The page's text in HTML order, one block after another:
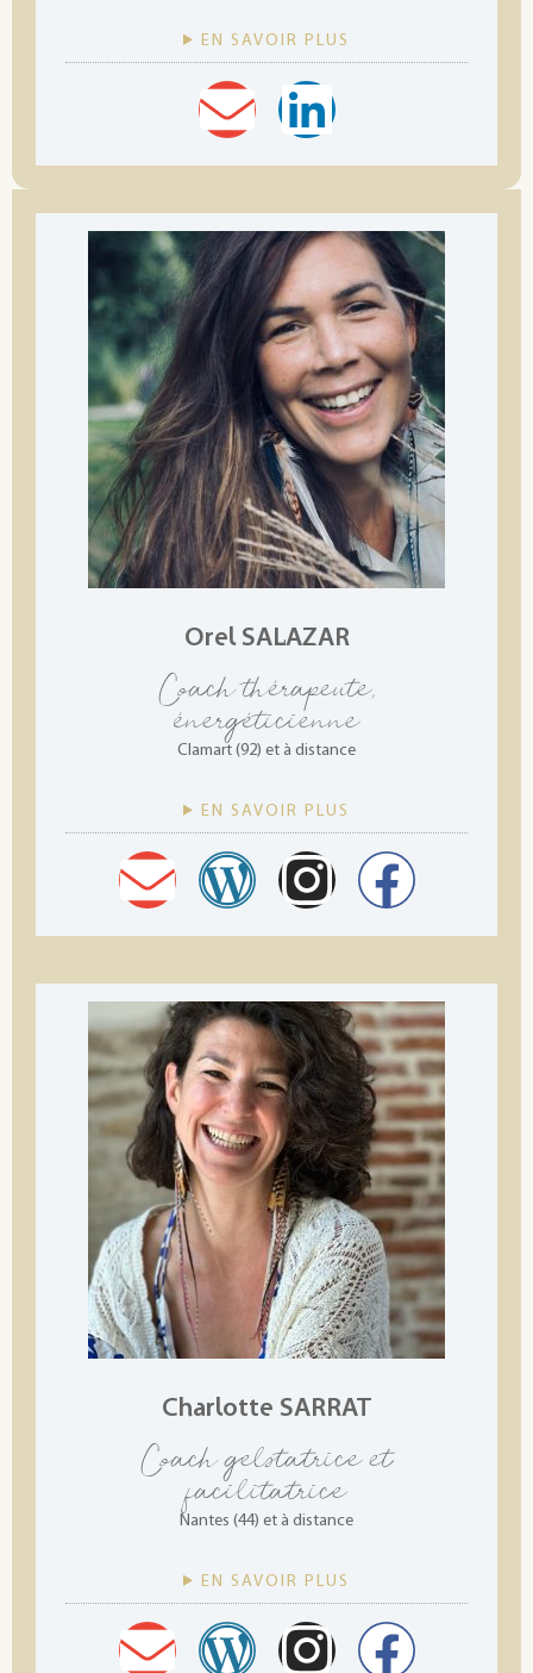
EN SAVOIR PLUS
Orel SALAZAR
Coach thérapeute,
énergéticienne
Clamart (92) et à distance
EN SAVOIR PLUS
Charlotte SARRAT
Coach gelstatrice et
facilitatrice
Nantes (44) et à distance
EN SAVOIR PLUS